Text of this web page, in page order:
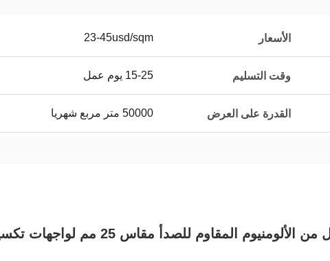
الأسعار 23-45usd/sqm
وقت التسليم 15-25 يوم عمل
القدرة على العرض 50000 متر مربع شهريا
المقاوم للصدأ مقاس 25 مم لواجهات تكسية الجدران